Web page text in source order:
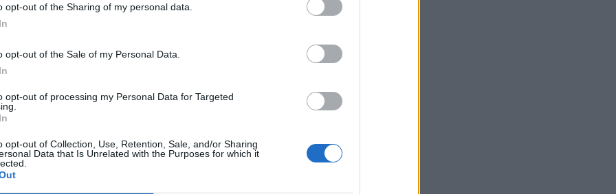
opt-out of the Sharing of my personal data.
opt-out of the Sale of my Personal Data.
opt-out of processing my Personal Data for Targeted
opt-out of Collection, Use, Retention, Sale, and/or Sharing
Data that Is Unrelated with the Purposes for which it
portfolio.hu hírarchívumához tartozik, melynek olvasása előfizetéses
cikkarchívum
elmúlt 2 év napon belüli
Előfizetés